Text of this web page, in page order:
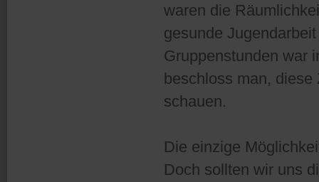
waren die
gesunde
Gruppenstunden war
beschloss man,
schauen.
Die einzige
Doch sollten wir uns